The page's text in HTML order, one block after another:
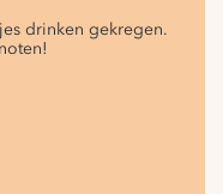
drinken gekregen.